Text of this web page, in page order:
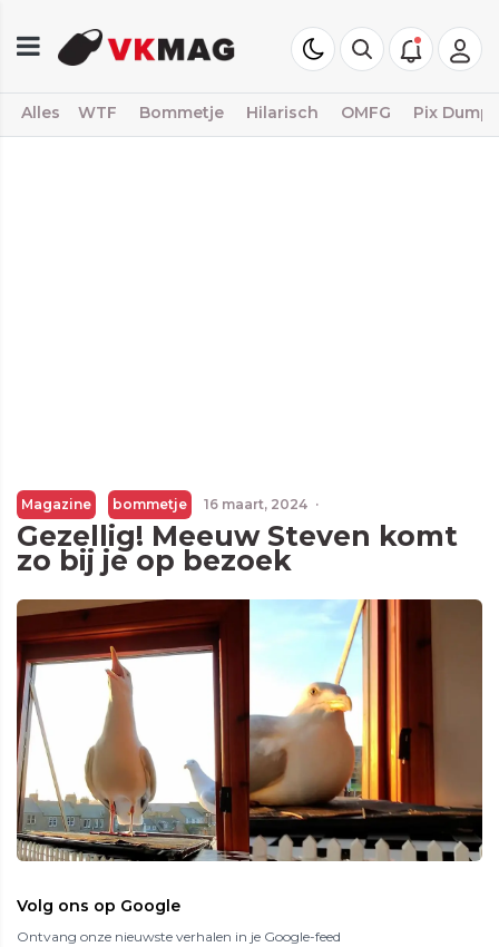
Alles WTF Bommetje Hilarisch OMFG Pix Dump
Magazine bommetje 16 maart, 2024 ·
Gezellig! Meeuw Steven komt
zo bij je op bezoek
Volg ons op Google
Ontvang onze nieuwste verhalen in je Google-feed